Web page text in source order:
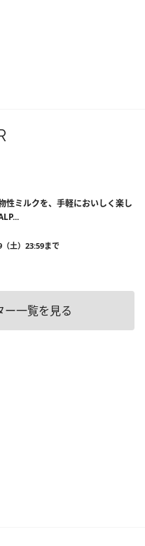
性ミルクを、手軽においしく楽し
土）23:59まで
ー一覧を見る